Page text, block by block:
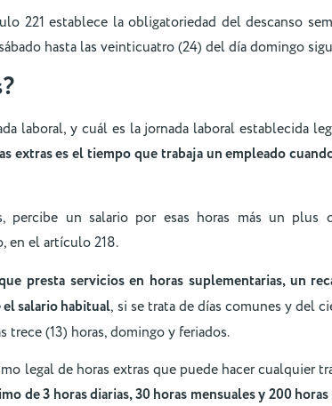
221 establece la obligatoriedad del descanso
hasta las veinticuatro (24) del día domingo
laboral, y cuál es la jornada laboral establecida
extras es el tiempo que trabaja un empleado
percibe un salario por esas horas más un plus
en el artículo 218.
presta servicios en horas suplementarias, un
salario habitual, si se trata de días comunes y del
trece (13) horas, domingo y feriados.
legal de horas extras que puede hacer cualquier
de 3 horas diarias, 30 horas mensuales y 200 horas